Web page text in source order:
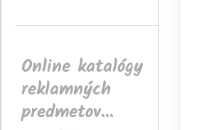
Online katalógy
reklamných
predmetov...